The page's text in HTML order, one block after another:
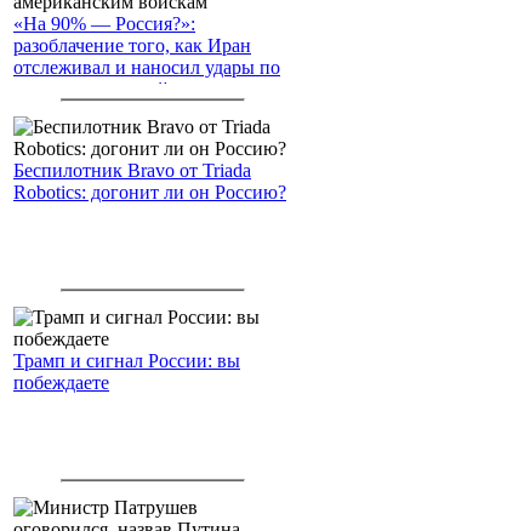
«На 90% — Россия?»:
разоблачение того, как Иран
отслеживал и наносил удары по
американским войскам
Беспилотник Bravo от Triada
Robotics: догонит ли он Россию?
Трамп и сигнал России: вы
побеждаете